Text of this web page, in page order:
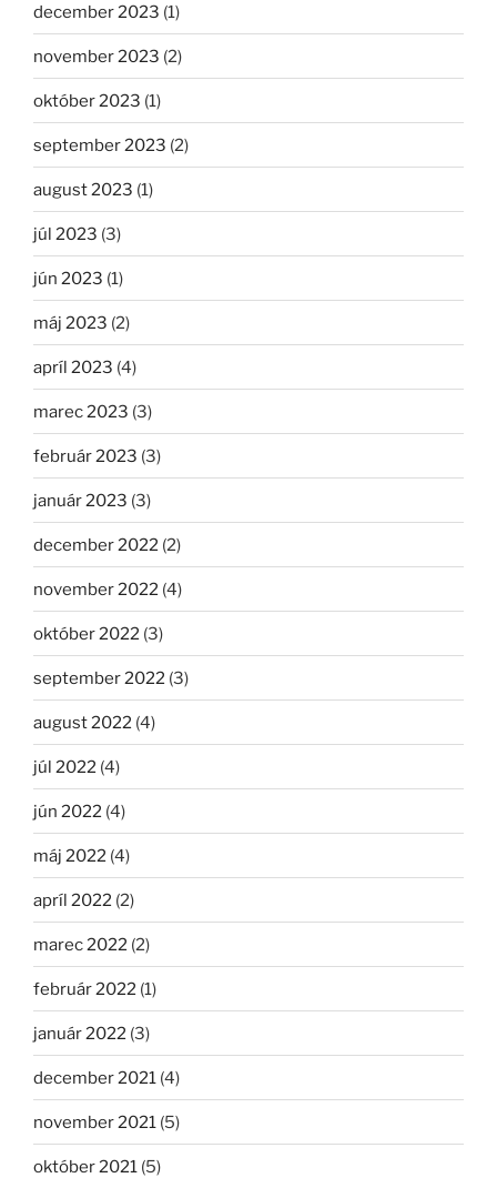
december 2023 (1)
november 2023 (2)
október 2023 (1)
september 2023 (2)
august 2023 (1)
júl 2023 (3)
jún 2023 (1)
máj 2023 (2)
apríl 2023 (4)
marec 2023 (3)
február 2023 (3)
január 2023 (3)
december 2022 (2)
november 2022 (4)
október 2022 (3)
september 2022 (3)
august 2022 (4)
júl 2022 (4)
jún 2022 (4)
máj 2022 (4)
apríl 2022 (2)
marec 2022 (2)
február 2022 (1)
január 2022 (3)
december 2021 (4)
november 2021 (5)
október 2021 (5)